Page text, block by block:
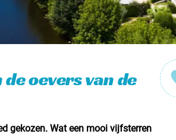
oevers van de
gekozen. Wat een mooi vijfsterren